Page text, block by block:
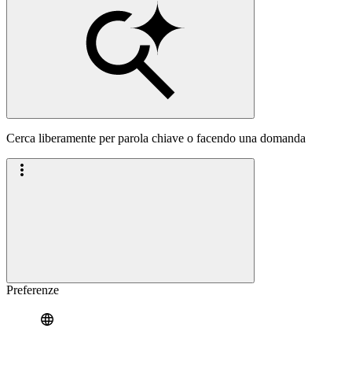
Cerca liberamente per parola chiave o facendo una domanda
Preferenze